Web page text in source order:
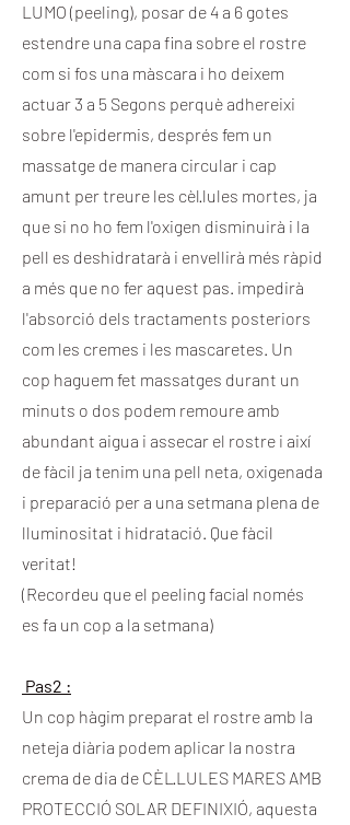
LUMO (peeling), posar de 4 a 6 gotes
estendre una capa fina sobre el rostre
com si fos una màscara i ho deixem
actuar 3 a 5 Segons perquè adhereixi
sobre l'epidermis, després fem un
massatge de manera circular i cap
amunt per treure les cèl·lules mortes, ja
que si no ho fem l'oxigen disminuirà i la
pell es deshidratarà i envellirà més ràpid
a més que no fer aquest pas. impedirà
l'absorció dels tractaments posteriors
com les cremes i les mascaretes. Un
cop haguem fet massatges durant un
minuts o dos podem remoure amb
abundant aigua i assecar el rostre i així
de fàcil ja tenim una pell neta, oxigenada
i preparació per a una setmana plena de
lluminositat i hidratació. Que fàcil
veritat!
(Recordeu que el peeling facial només
es fa un cop a la setmana)
Pas2 :
Un cop hàgim preparat el rostre amb la
neteja diària podem aplicar la nostra
crema de dia de CÈL·LULES MARES AMB
PROTECCIÓ SOLAR DEFINIXIÓ, aquesta